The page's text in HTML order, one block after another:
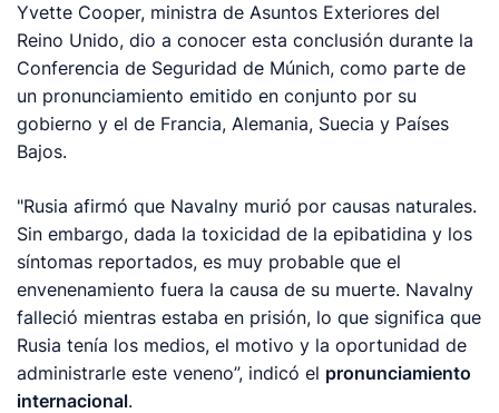
Yvette Cooper, ministra de Asuntos Exteriores del
Reino Unido, dio a conocer esta conclusión durante la
Conferencia de Seguridad de Múnich, como parte de
un pronunciamiento emitido en conjunto por su
gobierno y el de Francia, Alemania, Suecia y Países
Bajos.
"Rusia afirmó que Navalny murió por causas naturales.
Sin embargo, dada la toxicidad de la epibatidina y los
síntomas reportados, es muy probable que el
envenenamiento fuera la causa de su muerte. Navalny
falleció mientras estaba en prisión, lo que significa que
Rusia tenía los medios, el motivo y la oportunidad de
administrarle este veneno”, indicó el pronunciamiento
internacional.